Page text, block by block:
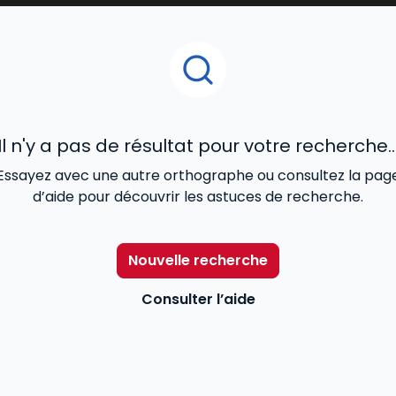
Il n'y a pas de résultat pour votre
avec une autre orthographe ou consultez la
d’aide pour découvrir les astuces de recherche.
Nouvelle recherche
Consulter l’aide